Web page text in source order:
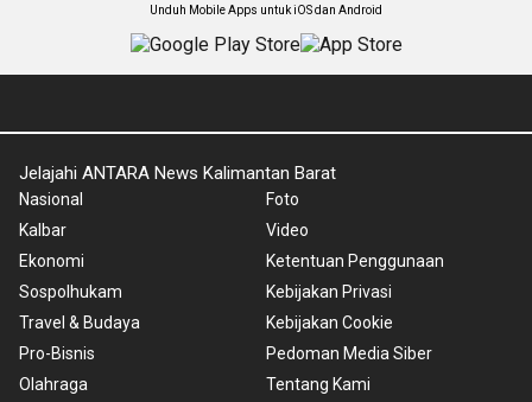
Unduh Mobile Apps untuk iOS dan Android
Jelajahi ANTARA News Kalimantan Barat
Nasional
Kalbar
Ekonomi
Sospolhukam
Travel & Budaya
Pro-Bisnis
Olahraga
Foto
Video
Ketentuan Penggunaan
Kebijakan Privasi
Kebijakan Cookie
Pedoman Media Siber
Tentang Kami